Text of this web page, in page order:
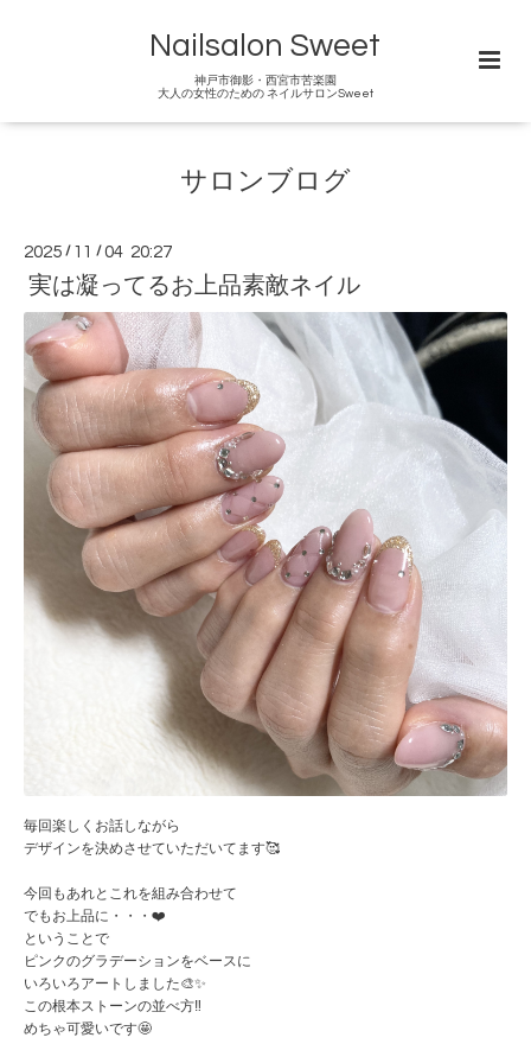
Nailsalon Sweet
神戸市御影・西宮市苦楽園
大人の女性のための ネイルサロンSweet
サロンブログ
2025 / 11 /04 20:27
実は凝ってるお上品素敵ネイル
毎回楽しくお話しながら
デザインを決めさせていただいてます🥰
今回もあれとこれを組み合わせて
でもお上品に・・・❤️
ということで
ピンクのグラデーションをベースに
いろいろアートしました🎨✨
この根本ストーンの並べ方‼️
めちゃ可愛いです🤩